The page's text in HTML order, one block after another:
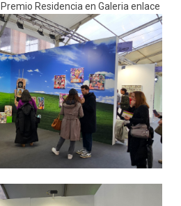
Residencia en Galeria enlace